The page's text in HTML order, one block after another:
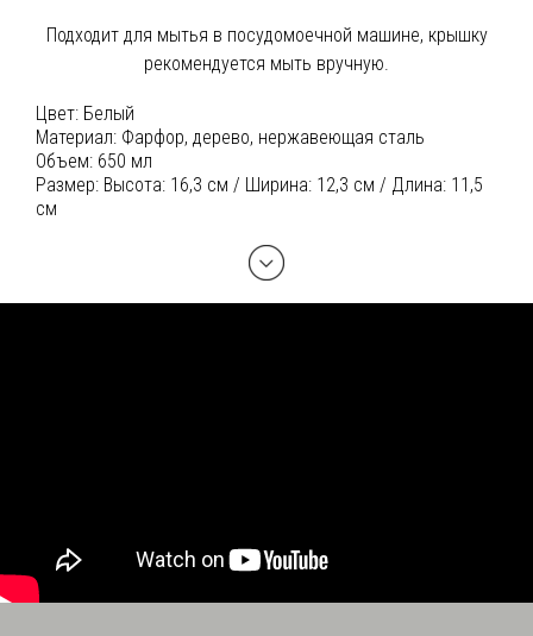
Подходит для мытья в посудомоечной машине, крышку
рекомендуется мыть вручную.
Цвет: Белый
Материал: Фарфор, дерево, нержавеющая сталь
Объем: 650 мл
Размер: Высота: 16,3 см / Ширина: 12,3 см / Длина: 11,5
см